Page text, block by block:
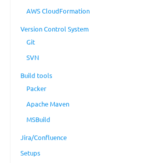
AWS CloudFormation
Version Control System
Git
SVN
Build tools
Packer
Apache Maven
MSBuild
Jira/Confluence
Setups